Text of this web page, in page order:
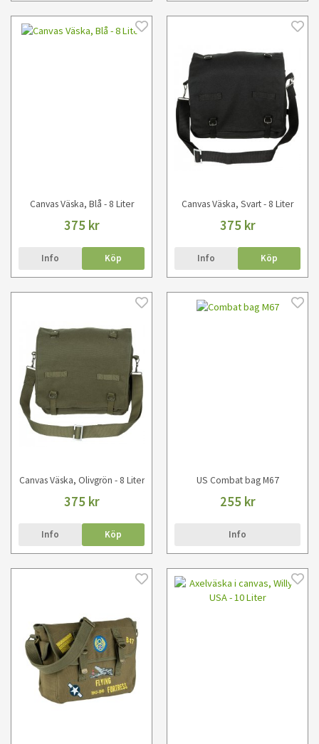
Canvas Väska, Blå - 8 Liter
375 kr
Info Köp
Canvas Väska, Svart - 8 Liter
375 kr
Info Köp
Canvas Väska, Olivgrön - 8 Liter
375 kr
Info Köp
US Combat bag M67
255 kr
Info